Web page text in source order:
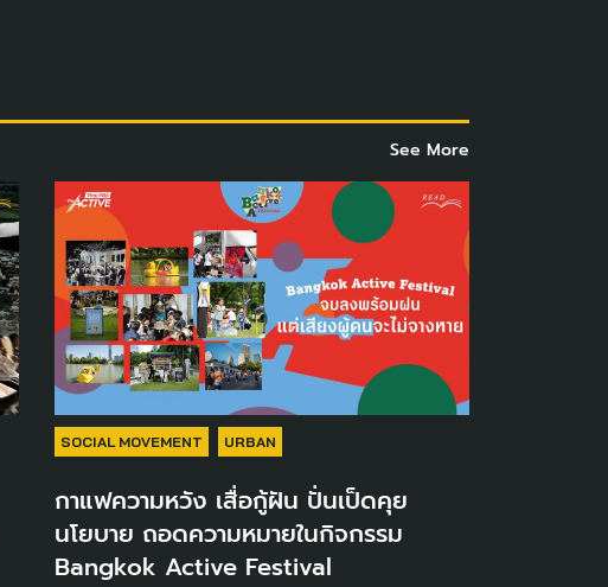
See More
SOCIAL MOVEMENT URBAN
กาแฟความหวัง เสื่อกู้ฝัน ปั่นเป็ดคุย
นโยบาย ถอดความหมายในกิจกรรม
Bangkok Active Festival